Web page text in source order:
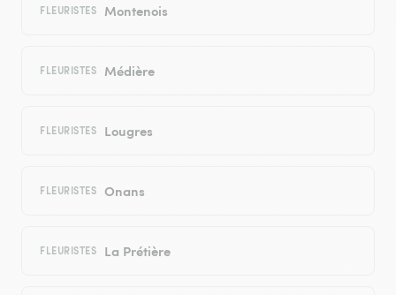
FLEURISTES Montenois
FLEURISTES Médière
FLEURISTES Lougres
FLEURISTES Onans
FLEURISTES La Prétière